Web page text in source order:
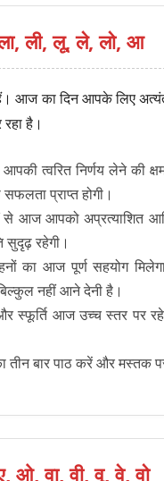
ली, लू, ले, लो, आ
आज का दिन आपके लिए
है।
त्वरित निर्णय लेने की
प्राप्त होगी।
से आज आपको अप्रत्याशित
सुदृढ़ रहेगी।
का आज पूर्ण सहयोग
नहीं आने देनी है।
और स्फूर्ति आज उच्च स्तर पर
तीन बार पाठ करें और मस्तक
ओ, वा, वी, वू, वे, वो